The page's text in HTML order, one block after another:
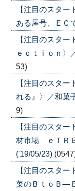
【注目のスタ
ある屋号、ＥＣ
【注目のスタ
ｅｃｔｉｏｎ〉
53)
【注目のスタ
れる』〉／和菓
9)
【注目のスタ
材市場 ｅＴＲ
('19/05/23)
【注目のスタ
菜のＢｔｏＢ―